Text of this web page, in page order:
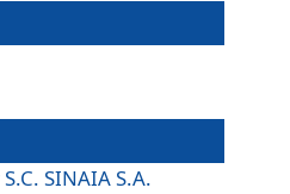
SINAIA S.A.